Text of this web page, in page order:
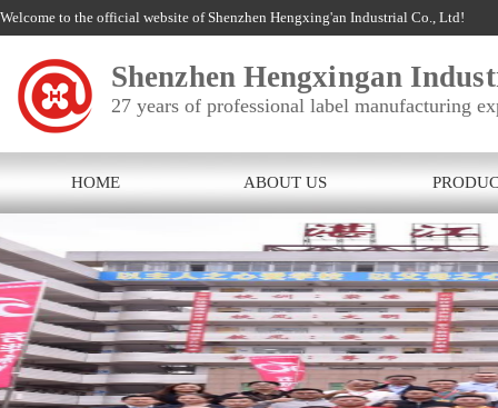
Welcome to the official website of Shenzhen Hengxing'an Industrial Co., Ltd!
Shenzhen Hengxingan
27 years of professional label manufacturing
HOME ABOUT US